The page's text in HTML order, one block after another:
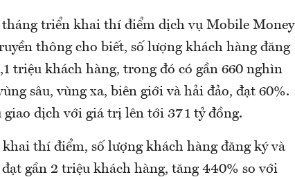
triển khai thí điểm dịch vụ Mobile Money
thông cho biết, số lượng khách hàng đăng
triệu khách hàng, trong đó có gần 660 nghìn
sâu, vùng xa, biên giới và hải đảo, đạt 60%.
giao dịch với giá trị lên tới 371 tỷ đồng.
thí điểm, số lượng khách hàng đăng ký và
gần 2 triệu khách hàng, tăng 440% so với